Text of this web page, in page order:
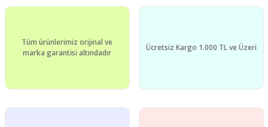
Tüm ürünlerimiz orijinal ve
marka garantisi altındadır
Ücretsiz Kargo 1.000 TL ve Üzeri